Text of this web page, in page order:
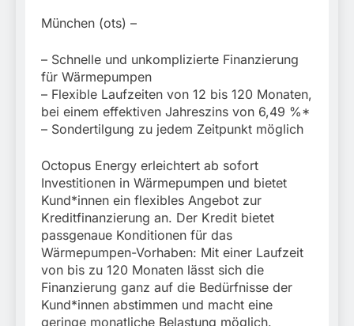
wegen gefährlichen
Eingriffs in den
Bahnverkehr
München (ots) –
– Schnelle und unkomplizierte Finanzierung
für Wärmepumpen
– Flexible Laufzeiten von 12 bis 120 Monaten,
bei einem effektiven Jahreszins von 6,49 %*
– Sondertilgung zu jedem Zeitpunkt möglich
Octopus Energy erleichtert ab sofort
Investitionen in Wärmepumpen und bietet
Kund*innen ein flexibles Angebot zur
Kreditfinanzierung an. Der Kredit bietet
passgenaue Konditionen für das
Wärmepumpen-Vorhaben: Mit einer Laufzeit
von bis zu 120 Monaten lässt sich die
Finanzierung ganz auf die Bedürfnisse der
Kund*innen abstimmen und macht eine
geringe monatliche Belastung möglich.